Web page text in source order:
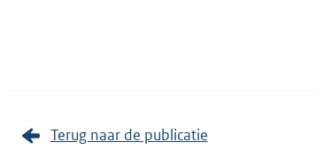
Terug naar de publicatie